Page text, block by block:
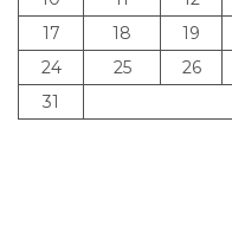
17
18 19
24
25 26
31